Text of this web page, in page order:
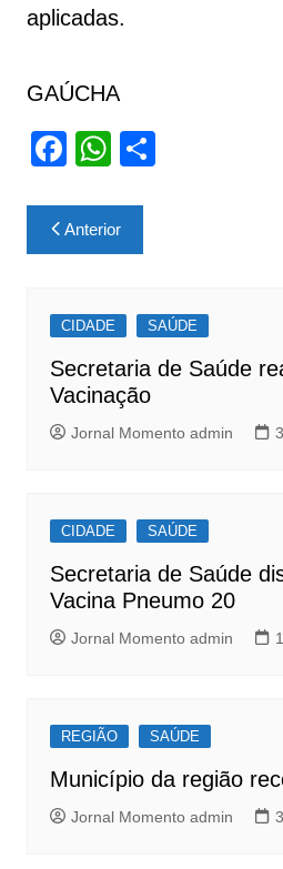
aplicadas.
GAÚCHA
F
c
e
o
o
k
W
at
s
p
p
S
Navegação
de
Anterior
CIDADE SAÚDE
Secretaria de Saúde
Vacinação
Jornal Momento admin
CIDADE SAÚDE
Secretaria de Saúde
Vacina Pneumo 20
Jornal Momento admin
REGIÃO SAÚDE
Município da região
Jornal Momento admin